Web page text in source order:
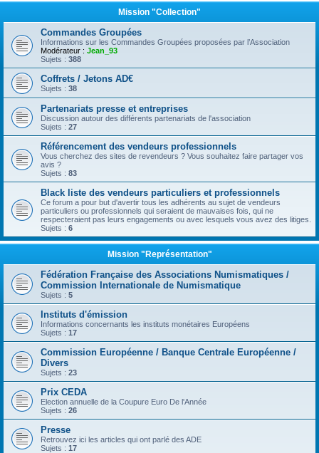
Mission "Collection"
Commandes Groupées
Informations sur les Commandes Groupées proposées par l’Association
Modérateur : Jean_93
Sujets : 388
Coffrets / Jetons AD€
Sujets : 38
Partenariats presse et entreprises
Discussion autour des différents partenariats de l'association
Sujets : 27
Référencement des vendeurs professionnels
Vous cherchez des sites de revendeurs ? Vous souhaitez faire partager vos
avis ?
Sujets : 83
Black liste des vendeurs particuliers et professionnels
Ce forum a pour but d'avertir tous les adhérents au sujet de vendeurs
particuliers ou professionnels qui seraient de mauvaises fois, qui ne
respecteraient pas leurs engagements ou avec lesquels vous avez des litiges.
Sujets : 6
Mission "Représentation"
Fédération Française des Associations Numismatiques /
Commission Internationale de Numismatique
Sujets : 5
Instituts d'émission
Informations concernants les instituts monétaires Européens
Sujets : 17
Commission Européenne / Banque Centrale Européenne /
Divers
Sujets : 23
Prix CEDA
Election annuelle de la Coupure Euro De l'Année
Sujets : 26
Presse
Retrouvez ici les articles qui ont parlé des ADE
Sujets : 17